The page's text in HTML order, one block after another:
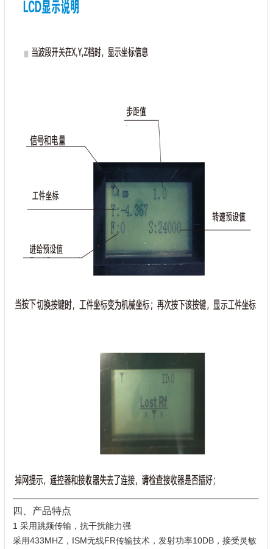
四、产品特点
1 采用跳频传输，抗干扰能力强
采用433MHZ，ISM无线FR传输技术，发射功率10DB，接受灵敏